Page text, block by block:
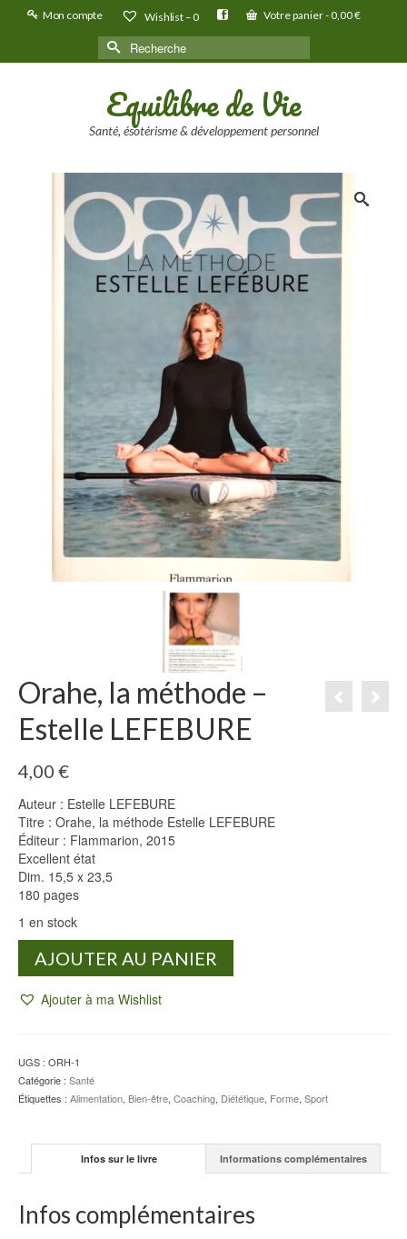
Mon compte Wishlist –0 Votre panier-0,00€
Rechercher :
Equilibre de Vie
Santé, ésotérisme & développement personnel
Orahe, la méthode –
Estelle LEFEBURE
4,00 €
Auteur : Estelle LEFEBURE
Titre : Orahe, la méthode Estelle LEFEBURE
Éditeur : Flammarion, 2015
Excellent état
Dim. 15,5 x 23,5
180 pages
1 en stock
la
Estelle
LEFEBURE
AJOUTER AU PANIER
Ajouter à ma Wishlist
UGS : ORH-1
Catégorie : Santé
Étiquettes : Alimentation, Bien-être, Coaching, Diététique, Forme, Sport
Infos sur le livre Informations complémentaires
Infos complémentaires